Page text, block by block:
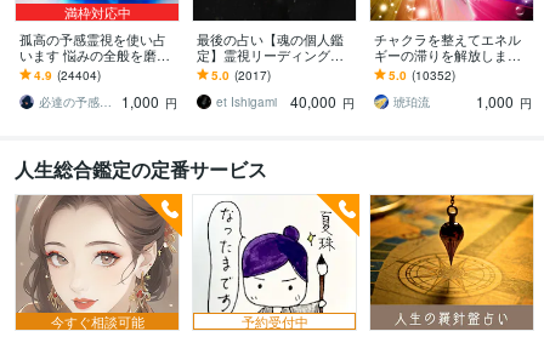
満枠対応中
孤高の予感霊視を使い占
います 悩みの全般を磨き
上げ、研ぎ澄ました予感
より霊視により導きます
4.9 (24404)
必達の予感霊視 渡邊 潤一
1,000 円
最後の占い【魂の個人鑑
定】霊視リーディング承
ります 運命の地図を手
に、輝く人生を創る｜魂
の全体像を紐解く鑑定
5.0 (2017)
et Ishigami
40,000 円
チャクラを整えてエネル
ギーの滞りを解放します 7
割超リピート！人生を変
えたい人のエネルギー調
整
5.0 (10352)
琥珀流
1,000 円
人生総合鑑定の定番サービス
今すぐ相談可能
予約受付中